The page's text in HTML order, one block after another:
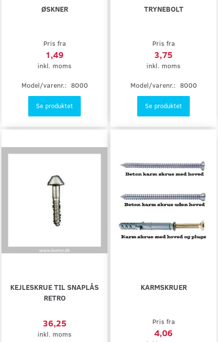
ØSKNER
Pris fra
1,49
inkl. moms
Model/varenr.: 8000
Se produktet
TRYNEBOLT
Pris fra
3,75
inkl. moms
Model/varenr.: 8000
Se produktet
KEJLESKRUE TIL SNAPLÅS
RETRO
36,25
inkl. moms
KARMSKRUER
Pris fra
4,06